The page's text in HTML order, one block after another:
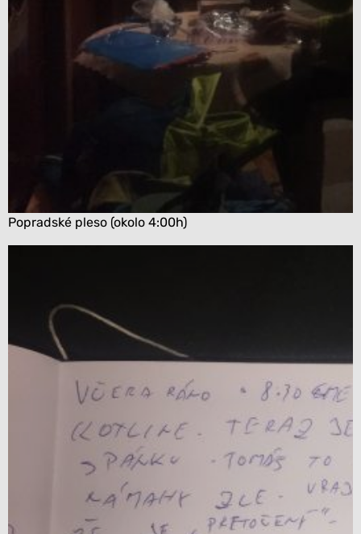
Popradské pleso (okolo 4:00h)